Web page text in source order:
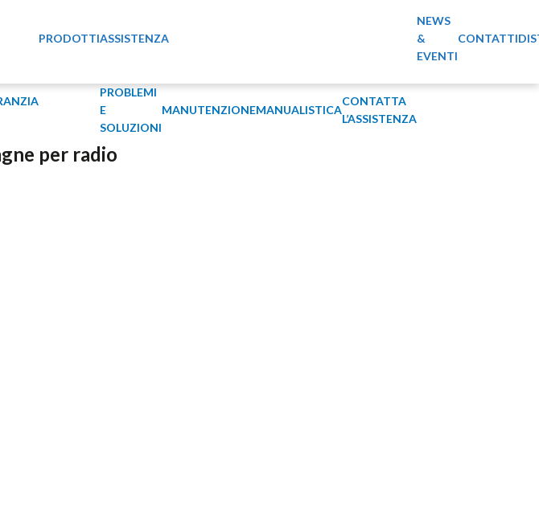
PRODOTTIASSISTENZA
PROBLEMI
E
SOLUZIONI
MANUTENZIONEMANUALISTICA
CONTATTA
L’ASSISTENZA
NEWS
&
EVENTI
CONTATTI
per radio